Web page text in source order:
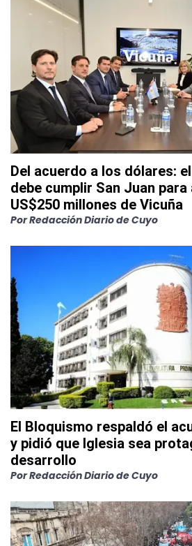
Del acuerdo a los dólares:
debe cumplir San Juan
US$250 millones de Vicuña
PorRedacción Diario de Cuyo
El Bloquismo respaldó el
y pidió que Iglesia sea
desarrollo
PorRedacción Diario de Cuyo